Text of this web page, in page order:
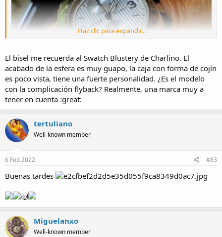
Haz clic para expandir...
El bisel me recuerda al Swatch Blustery de Charlino. El
acabado de la esfera es muy guapo, la caja con forma de cojín
es poco vista, tiene una fuerte personalidad. ¿Es el modelo
con la complicación flyback? Realmente, una marca muy a
tener en cuenta :great:
tertuliano
Well-known member
6 Feb 2022 #83
Buenas tardes
🤿
Miguelanxo
Well-known member